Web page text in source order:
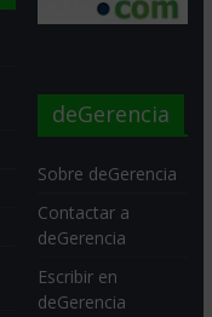
deGerencia
Sobre deGerencia
Contactar a
deGerencia
Escribir en
deGerencia